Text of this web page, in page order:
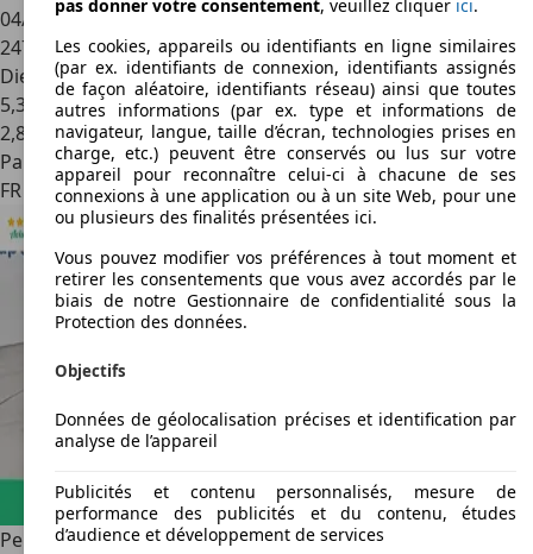
04/2011
247 990 km
Diesel
5,3 l/100 km (mixte)
2,8
Particulier
FR 44100Nantes
Peugeot RCZ(2) 1.6 THP 155 Base - Bioéthanol
pas donner votre consentement, veuillez cliquer ici.
Les cookies, appareils ou identifiants en ligne similaires
(par ex. identifiants de connexion, identifiants assignés
de façon aléatoire, identifiants réseau) ainsi que toutes
autres informations (par ex. type et informations de
navigateur, langue, taille d’écran, technologies prises en
charge, etc.) peuvent être conservés ou lus sur votre
appareil pour reconnaître celui-ci à chacune de ses
connexions à une application ou à un site Web, pour une
ou plusieurs des finalités présentées ici.
Vous pouvez modifier vos préférences à tout moment et
retirer les consentements que vous avez accordés par le
biais de notre Gestionnaire de confidentialité sous la
Protection des données.
Objectifs
Données de géolocalisation précises et identification par
analyse de l’appareil
Publicités et contenu personnalisés, mesure de
performance des publicités et du contenu, études
d’audience et développement de services